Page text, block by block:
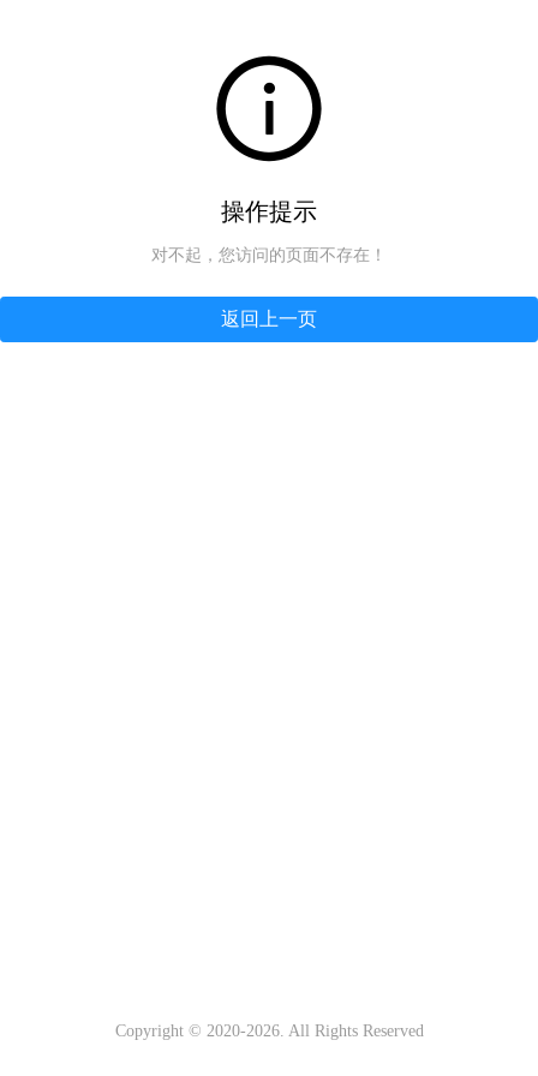
操作提示
对不起，您访问的页面不存在！
返回上一页
Copyright © 2020-2026. All Rights Reserved